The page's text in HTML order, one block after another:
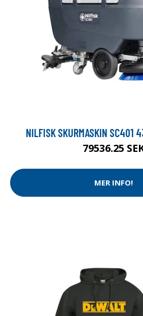
NILFISK SKURMASKIN SC401
79536.25
MER INFO!